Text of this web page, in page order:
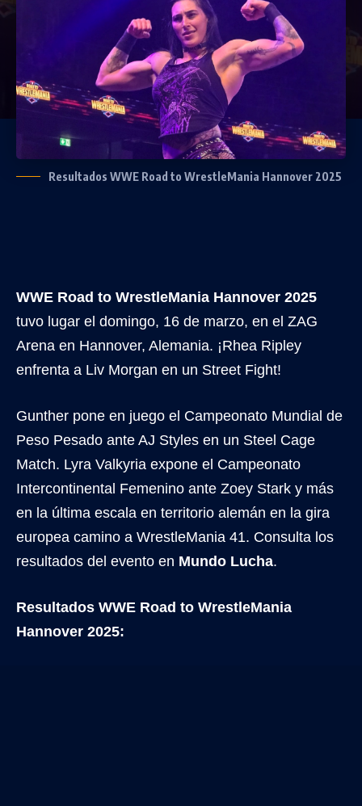
Resultados WWE Road to WrestleMania Hannover 2025
WWE Road to WrestleMania Hannover 2025
tuvo lugar el domingo, 16 de marzo, en el ZAG
Arena en Hannover, Alemania. ¡Rhea Ripley
enfrenta a Liv Morgan en un Street Fight!
Gunther pone en juego el Campeonato Mundial de
Peso Pesado ante AJ Styles en un Steel Cage
Match. Lyra Valkyria expone el Campeonato
Intercontinental Femenino ante Zoey Stark y más
en la última escala en territorio alemán en la gira
europea camino a WrestleMania 41. Consulta los
resultados del evento en Mundo Lucha.
Resultados WWE Road to WrestleMania
Hannover 2025: